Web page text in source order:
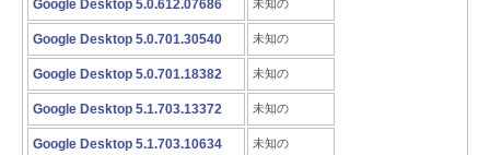
Google Desktop 5.0.612.07686 未知の
Google Desktop 5.0.701.30540 未知の
Google Desktop 5.0.701.18382 未知の
Google Desktop 5.1.703.13372 未知の
Google Desktop 5.1.703.10634 未知の